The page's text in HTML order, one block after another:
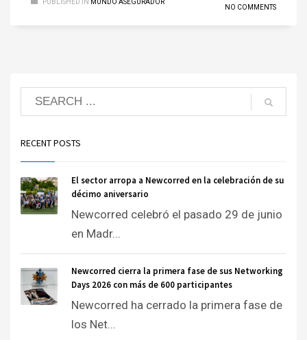
PUBLISHED IN MUNDO ASEGURADOR
NO COMMENTS
RECENT POSTS
El sector arropa a Newcorred en la celebración de su
décimo aniversario
Newcorred celebró el pasado 29 de junio
en Madr...
Newcorred cierra la primera fase de sus Networking
Days 2026 con más de 600 participantes
Newcorred ha cerrado la primera fase de
los Net...